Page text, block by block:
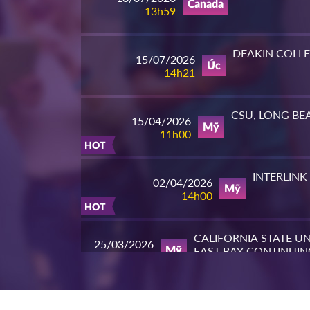
13h59
Canada
15/07/2026
14h21
Úc
DEAKIN
HOT
15/04/2026
11h00
Mỹ
CSU, LONG
HOT
02/04/2026
14h00
Mỹ
INTERLINK
25/03/2026
Mỹ
CALIFORNIA STATE
EAST BAY